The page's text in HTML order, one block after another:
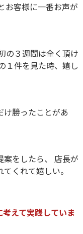
お客様に一番お声が
の３週間は全く頂け
１件を見た時、嬉し
け勝ったことがあ
案をしたら、 店長が
くれて嬉しい。
えて実践していま